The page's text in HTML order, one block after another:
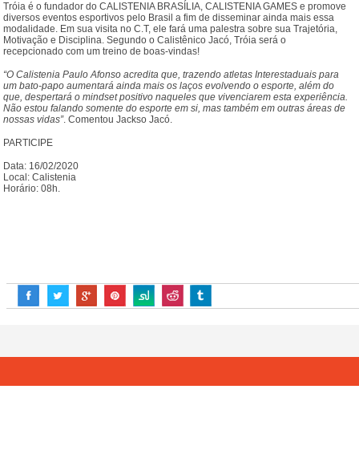
Tróia é o fundador do CALISTENIA BRASÍLIA, CALISTENIA GAMES e promove
diversos eventos esportivos pelo Brasil a fim de disseminar ainda mais essa
modalidade. Em sua visita no C.T, ele fará uma palestra sobre sua Trajetória,
Motivação e Disciplina. Segundo o Calistênico Jacó, Tróia será o
recepcionado com um treino de boas-vindas!
“O Calistenia Paulo Afonso acredita que, trazendo atletas Interestaduais para
um bato-papo aumentará ainda mais os laços evolvendo o esporte, além do
que, despertará o mindset positivo naqueles que vivenciarem esta experiência.
Não estou falando somente do esporte em si, mas também em outras áreas de
nossas vidas”. Comentou Jackso Jacó.
PARTICIPE
Data: 16/02/2020
Local: Calistenia
Horário: 08h.